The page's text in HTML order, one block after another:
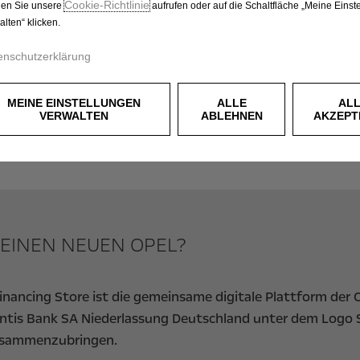
OPEL FINANCING
EINFACH.
NEUEN OPEL?
Store ist die gemeinsame digitale Plattform der
Bank SA Niederlassung Deutschland unter dem Logo
Sie unsereCookie‑Richtlinieaufrufen oder auf die Schaltfläche „Meine
klicken.
MEINE EINSTELLUNGEN
VERWALTEN
ALLE
ABLEHNEN